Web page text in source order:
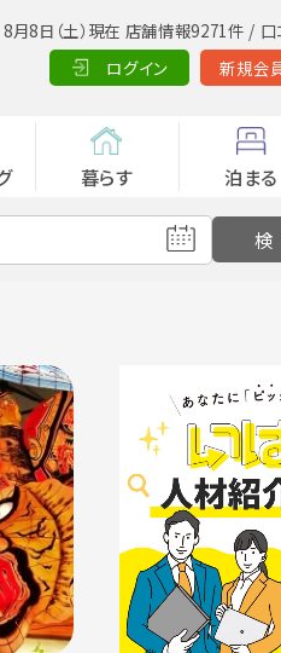
8月8日（土）現在 店舗情報9271件 /
ログイン
新規会
暮らす 泊まる